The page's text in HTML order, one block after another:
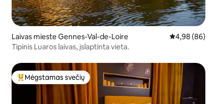
Laivas mieste Gennes-Val-de-Loire Vidutinis
4,98 (86)
Tipinis Luaros laivas, įslaptinta vieta.
Svečių mėgstamiausias
Mėgstamas svečių